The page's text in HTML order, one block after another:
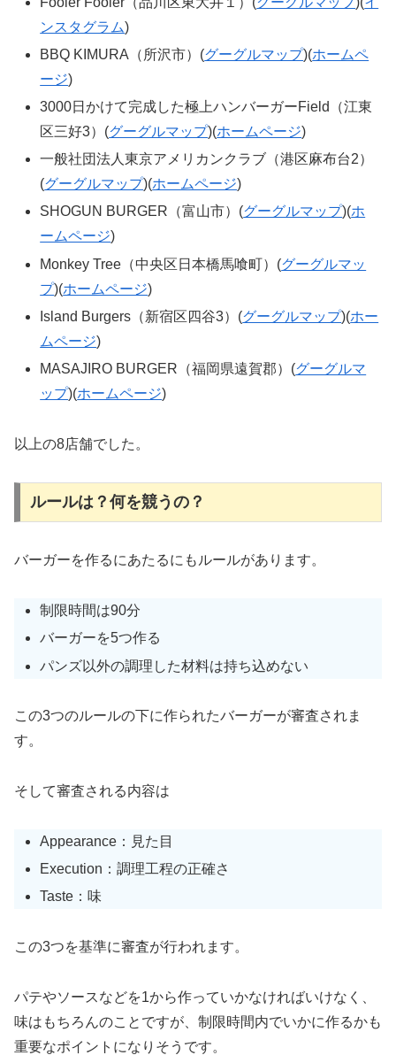
ンスタグラム)
BBQ KIMURA（所沢市）(グーグルマップ)(ホームペ
ージ)
3000日かけて完成した極上ハンバーガーField（江東
区三好3）(グーグルマップ)(ホームページ)
一般社団法人東京アメリカンクラブ（港区麻布台2）
(グーグルマップ)(ホームページ)
SHOGUN BURGER（富山市）(グーグルマップ)(ホ
ームページ)
Monkey Tree（中央区日本橋馬喰町）(グーグルマッ
プ)(ホームページ)
Island Burgers（新宿区四谷3）(グーグルマップ)(ホー
ムページ)
MASAJIRO BURGER（福岡県遠賀郡）(グーグルマ
ップ)(ホームページ)
以上の8店舗でした。
ルールは？何を競うの？
バーガーを作るにあたるにもルールがあります。
制限時間は90分
バーガーを5つ作る
パンズ以外の調理した材料は持ち込めない
この3つのルールの下に作られたバーガーが審査されま
す。
そして審査される内容は
Appearance：見た目
Execution：調理工程の正確さ
Taste：味
この3つを基準に審査が行われます。
パテやソースなどを1から作っていかなければいけなく、
味はもちろんのことですが、制限時間内でいかに作るかも
重要なポイントになりそうです。